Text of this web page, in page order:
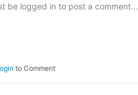
be logged in to post a comment...
to Comment